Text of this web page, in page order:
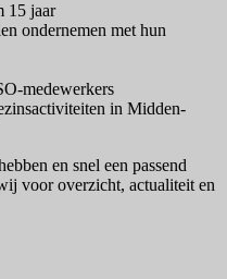
15 jaar
ondernemen met hun
medewerkers
in Midden-
en snel een passend
voor overzicht, actualiteit en